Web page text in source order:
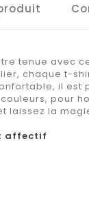
tenue avec
chaque t-
il
pour
laissez la
affectif